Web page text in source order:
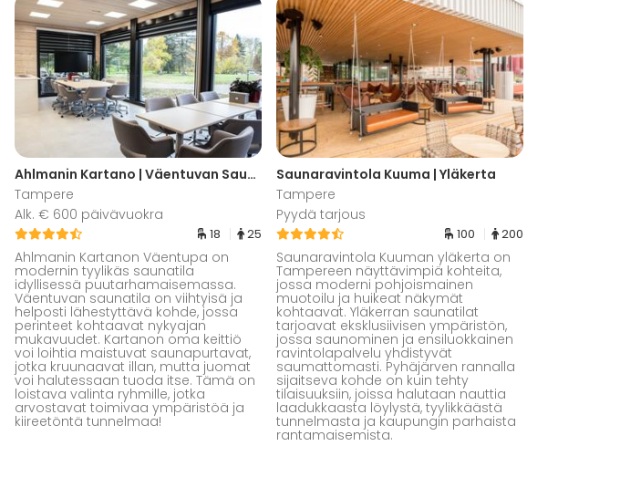
Ahlmanin Kartano | Väentuvan Saunatila
Tampere
Alk. € 600 päivävuokra
18 25
Ahlmanin Kartanon Väentupa on
modernin tyylikäs saunatila
idyllisessä puutarhamaisemassa.
Väentuvan saunatila on viihtyisä ja
helposti lähestyttävä kohde, jossa
perinteet kohtaavat nykyajan
mukavuudet. Kartanon oma keittiö
voi loihtia maistuvat saunapurtavat,
jotka kruunaavat illan, mutta juomat
voi halutessaan tuoda itse. Tämä on
loistava valinta ryhmille, jotka
arvostavat toimivaa ympäristöä ja
kiireetöntä tunnelmaa!
Saunaravintola Kuuma | Yläkerta
Tampere
Pyydä tarjous
100 200
Saunaravintola Kuuman yläkerta on
Tampereen näyttävimpiä kohteita,
jossa moderni pohjoismainen
muotoilu ja huikeat näkymät
kohtaavat. Yläkerran saunatilat
tarjoavat eksklusiivisen ympäristön,
jossa saunominen ja ensiluokkainen
ravintolapalvelu yhdistyvät
saumattomasti. Pyhäjärven rannalla
sijaitseva kohde on kuin tehty
tilaisuuksiin, joissa halutaan nauttia
laadukkaasta löylystä, tyylikkäästä
tunnelmasta ja kaupungin parhaista
rantamaisemista.